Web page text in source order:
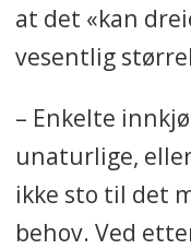
at det «kan
vesentlig
– Enkelte
unaturlige,
ikke sto til det
behov. Ved